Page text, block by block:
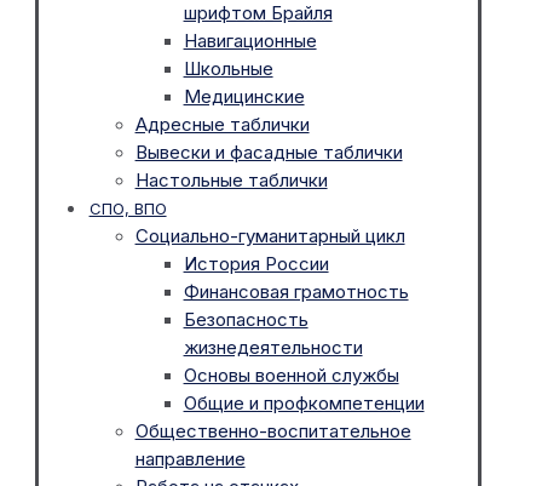
шрифтом Брайля
Навигационные
Школьные
Медицинские
Адресные таблички
Вывески и фасадные таблички
Настольные таблички
СПО, ВПО
Социально-гуманитарный цикл
История России
Финансовая грамотность
Безопасность
жизнедеятельности
Основы военной службы
Общие и профкомпетенции
Общественно-воспитательное
направление